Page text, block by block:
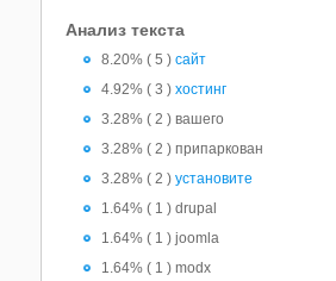
Анализ текста
8.20% ( 5 ) сайт
4.92% ( 3 ) хостинг
3.28% ( 2 ) вашего
3.28% ( 2 ) припаркован
3.28% ( 2 ) установите
1.64% ( 1 ) drupal
1.64% ( 1 ) joomla
1.64% ( 1 ) modx